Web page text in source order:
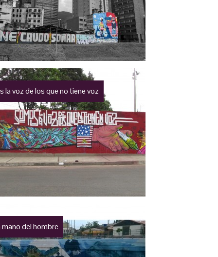
la voz de los que no tiene voz
mano del hombre